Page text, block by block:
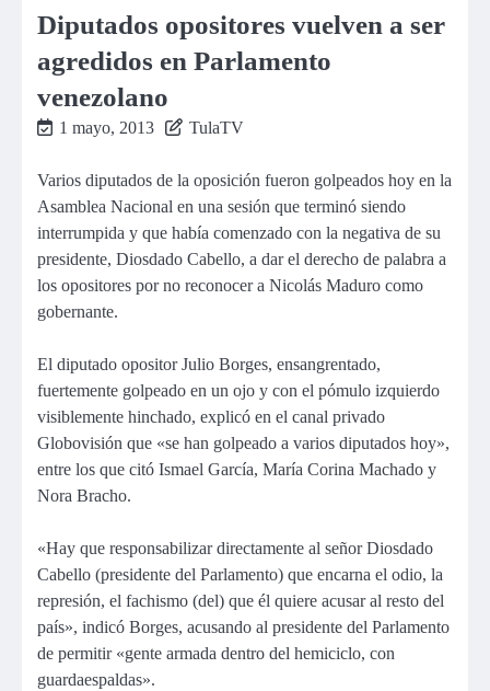
Diputados opositores vuelven a ser
agredidos en Parlamento
venezolano
1 mayo, 2013 TulaTV
Varios diputados de la oposición fueron golpeados hoy en la
Asamblea Nacional en una sesión que terminó siendo
interrumpida y que había comenzado con la negativa de su
presidente, Diosdado Cabello, a dar el derecho de palabra a
los opositores por no reconocer a Nicolás Maduro como
gobernante.
El diputado opositor Julio Borges, ensangrentado,
fuertemente golpeado en un ojo y con el pómulo izquierdo
visiblemente hinchado, explicó en el canal privado
Globovisión que «se han golpeado a varios diputados hoy»,
entre los que citó Ismael García, María Corina Machado y
Nora Bracho.
«Hay que responsabilizar directamente al señor Diosdado
Cabello (presidente del Parlamento) que encarna el odio, la
represión, el fachismo (del) que él quiere acusar al resto del
país», indicó Borges, acusando al presidente del Parlamento
de permitir «gente armada dentro del hemiciclo, con
guardaespaldas».